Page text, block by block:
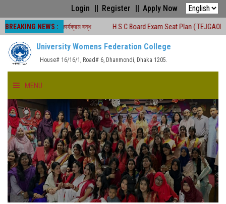
Login Register Apply Now
BREAKING NEWS :
শ্রেণীকার্যক্রম বন্ধ H.S.C Board Exam Seat Plan ( TEJGAON COLLEGE)
University Womens Federation College
House# 16/16/1, Road# 6, Dhanmondi, Dhaka 1205.
MENU
HOME
ABOUT US
FACULTIES
ACADEMICS